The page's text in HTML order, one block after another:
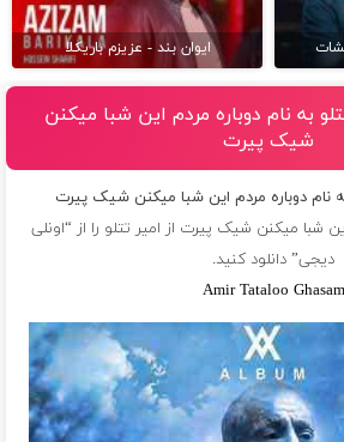
ایوان بند - عزیزم باریکلا
به نام دوباره مردم این شبا میکنن
شیک پیرت
نام دوباره مردم این شبا میکنن شیک پیرت
شبا میکنن شیک پیرت از امیر تتلو را از “اونلی
دیجی” دانلود کنید.
Amir Tataloo Ghasam